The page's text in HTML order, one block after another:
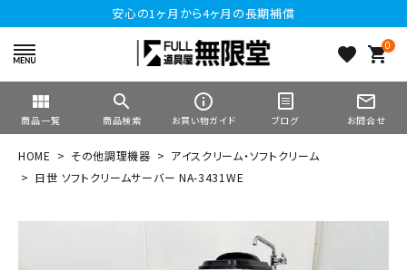
安心の1ヶ月から4ヶ月の長期補償
favorite 0
shopping_cart
view_module
商品一覧
search
商品検索
info_outline
お買い物ガイド ブログ
mail_outline
お問合せ
HOME その他調理機器
アイスクリーム・ソフトクリーム
日世 ソフトクリームサーバー NA-3431WE